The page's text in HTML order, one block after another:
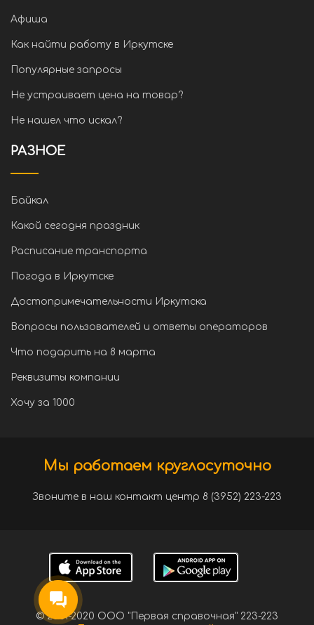
Афиша
Как найти работу в Иркутске
Популярные запросы
Не устраивает цена на товар?
Не нашел что искал?
РАЗНОЕ
Байкал
Какой сегодня праздник
Расписание транспорта
Погода в Иркутске
Достопримечательности Иркутска
Вопросы пользователей и ответы операторов
Что подарить на 8 марта
Реквизиты компании
Хочу за 1000
Мы работаем круглосуточно
Звоните в наш контакт центр 8 (3952) 223-223
© 2001-2020 ООО "Первая справочная" 223-223